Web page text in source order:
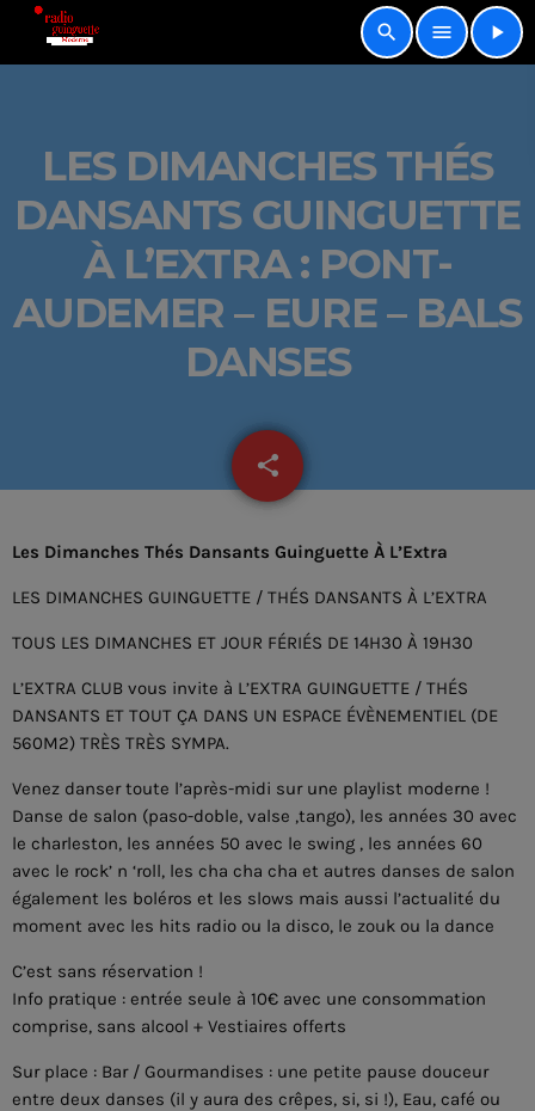
search menu play_arrow
LES DIMANCHES THÉS
DANSANTS GUINGUETTE
À L’EXTRA : PONT-
AUDEMER – EURE – BALS
DANSES
share
email
Les Dimanches Thés Dansants Guinguette À L’Extra
LES DIMANCHES GUINGUETTE / THÉS DANSANTS À L’EXTRA
TOUS LES DIMANCHES ET JOUR FÉRIÉS DE 14H30 À 19H30
L’EXTRA CLUB vous invite à L’EXTRA GUINGUETTE / THÉS
DANSANTS ET TOUT ÇA DANS UN ESPACE ÉVÈNEMENTIEL (DE
560M2) TRÈS TRÈS SYMPA.
Venez danser toute l’après-midi sur une playlist moderne !
Danse de salon (paso-doble, valse ,tango), les années 30 avec
le charleston, les années 50 avec le swing , les années 60
avec le rock’ n ‘roll, les cha cha cha et autres danses de salon
également les boléros et les slows mais aussi l’actualité du
moment avec les hits radio ou la disco, le zouk ou la dance
C’est sans réservation !
Info pratique : entrée seule à 10€ avec une consommation
comprise, sans alcool + Vestiaires offerts
Sur place : Bar / Gourmandises : une petite pause douceur
entre deux danses (il y aura des crêpes, si, si !), Eau, café ou